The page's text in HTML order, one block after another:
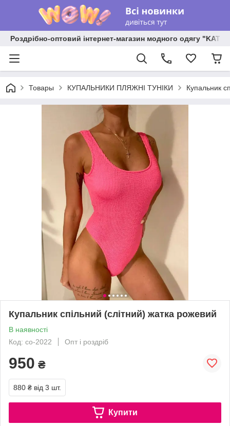
Роздрібно-оптовий інтернет-магазин модного одягу
Товары КУПАЛЬНИКИ ПЛЯЖНІ ТУНІКИ Купальник
Купальник спільний (слітний) жатка рожевий
В наявності
Код: со-2022
Опт і роздріб
950 ₴
880 ₴ від 3 шт.
Купити